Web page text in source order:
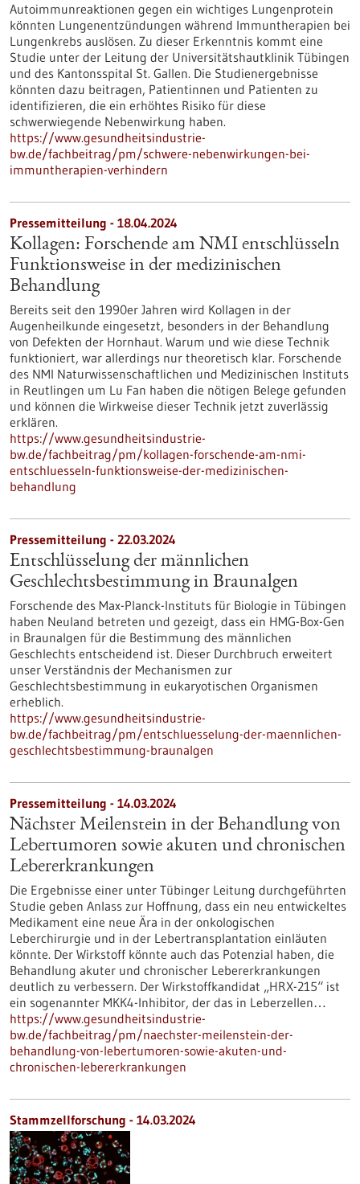
Autoimmunreaktionen gegen ein wichtiges Lungenprotein
könnten Lungenentzündungen während Immuntherapien bei
Lungenkrebs auslösen. Zu dieser Erkenntnis kommt eine
Studie unter der Leitung der Universitätshautklinik Tübingen
und des Kantonsspital St. Gallen. Die Studienergebnisse
könnten dazu beitragen, Patientinnen und Patienten zu
identifizieren, die ein erhöhtes Risiko für diese
schwerwiegende Nebenwirkung haben.
https://www.gesundheitsindustrie-
bw.de/fachbeitrag/pm/schwere-nebenwirkungen-bei-
immuntherapien-verhindern
Pressemitteilung - 18.04.2024
Kollagen: Forschende am NMI entschlüsseln
Funktionsweise in der medizinischen
Behandlung
Bereits seit den 1990er Jahren wird Kollagen in der
Augenheilkunde eingesetzt, besonders in der Behandlung
von Defekten der Hornhaut. Warum und wie diese Technik
funktioniert, war allerdings nur theoretisch klar. Forschende
des NMI Naturwissenschaftlichen und Medizinischen Instituts
in Reutlingen um Lu Fan haben die nötigen Belege gefunden
und können die Wirkweise dieser Technik jetzt zuverlässig
erklären.
https://www.gesundheitsindustrie-
bw.de/fachbeitrag/pm/kollagen-forschende-am-nmi-
entschluesseln-funktionsweise-der-medizinischen-
behandlung
Pressemitteilung - 22.03.2024
Entschlüsselung der männlichen
Geschlechtsbestimmung in Braunalgen
Forschende des Max-Planck-Instituts für Biologie in Tübingen
haben Neuland betreten und gezeigt, dass ein HMG-Box-Gen
in Braunalgen für die Bestimmung des männlichen
Geschlechts entscheidend ist. Dieser Durchbruch erweitert
unser Verständnis der Mechanismen zur
Geschlechtsbestimmung in eukaryotischen Organismen
erheblich.
https://www.gesundheitsindustrie-
bw.de/fachbeitrag/pm/entschluesselung-der-maennlichen-
geschlechtsbestimmung-braunalgen
Pressemitteilung - 14.03.2024
Nächster Meilenstein in der Behandlung von
Lebertumoren sowie akuten und chronischen
Lebererkrankungen
Die Ergebnisse einer unter Tübinger Leitung durchgeführten
Studie geben Anlass zur Hoffnung, dass ein neu entwickeltes
Medikament eine neue Ära in der onkologischen
Leberchirurgie und in der Lebertransplantation einläuten
könnte. Der Wirkstoff könnte auch das Potenzial haben, die
Behandlung akuter und chronischer Lebererkrankungen
deutlich zu verbessern. Der Wirkstoffkandidat „HRX-215“ ist
ein sogenannter MKK4-Inhibitor, der das in Leberzellen…
https://www.gesundheitsindustrie-
bw.de/fachbeitrag/pm/naechster-meilenstein-der-
behandlung-von-lebertumoren-sowie-akuten-und-
chronischen-lebererkrankungen
Stammzellforschung - 14.03.2024